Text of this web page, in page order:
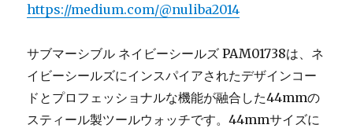
https://medium.com/@nuliba2014
サブマーシブル ネイビーシールズ PAM01738は、ネ
イビーシールズにインスパイアされたデザインコー
ドとプロフェッショナルな機能が融合した44mmの
スティール製ツールウォッチです。44mmサイズに